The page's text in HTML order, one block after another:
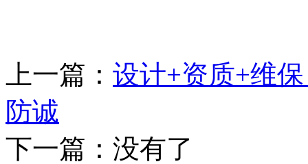
上一篇： 设计+资质+维
防诚
下一篇：没有了